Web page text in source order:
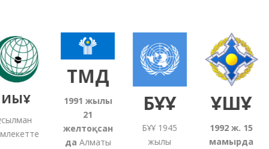
ТМД
1991жылғы
21
желтоқсан
даАлматы
БҰҰ
БҰҰ 1945
жылы
ҰҚШҰ
1992 ж. 15
мамырда